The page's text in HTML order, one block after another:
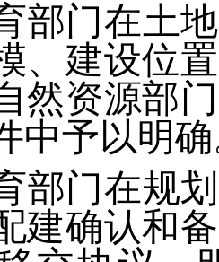
部门在土
、建设位
然资源部
中予以明
部门在规
建确认和